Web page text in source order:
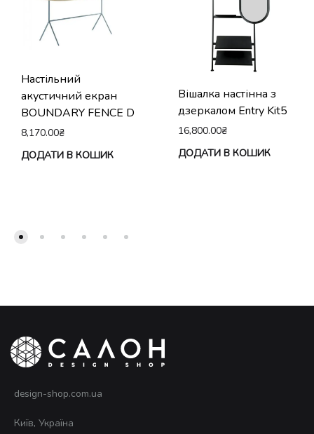
Настільний
акустичний екран
BOUNDARY FENCE D
8,170.00₴
ДОДАТИ В КОШИК
Вішалка настінна з
дзеркалом Entry Kit5
16,800.00₴
ДОДАТИ В КОШИК
design-shop.com.ua
Київ, Україна